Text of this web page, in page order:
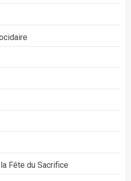
Fête du Sacrifice